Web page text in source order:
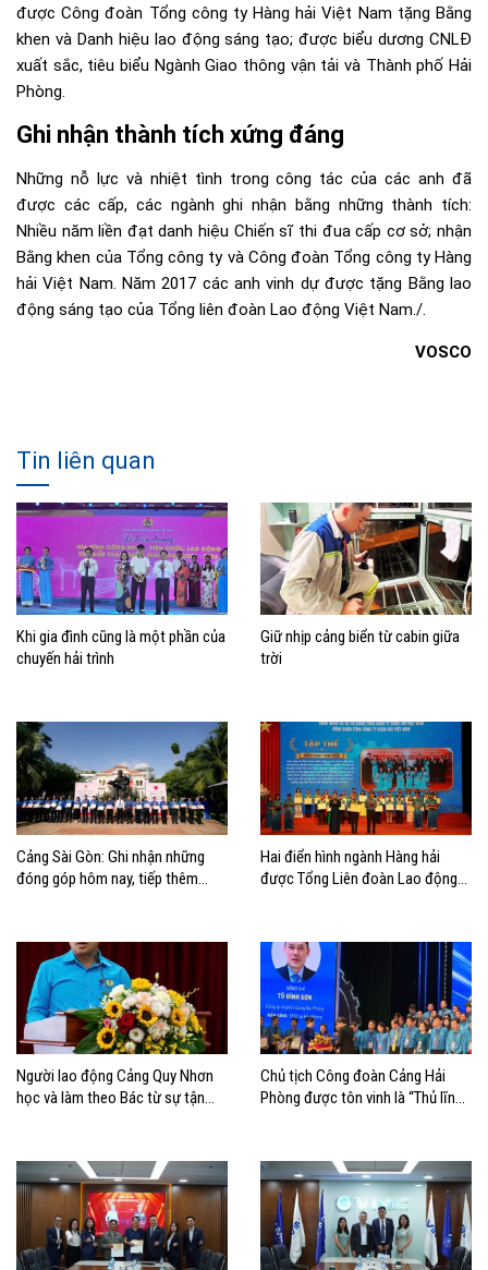
được Công đoàn Tổng công ty Hàng hải Việt Nam tặng Bằng
khen và Danh hiệu lao động sáng tạo; được biểu dương CNLĐ
xuất sắc, tiêu biểu Ngành Giao thông vận tải và Thành phố Hải
Phòng.
Ghi nhận thành tích xứng đáng
Những nỗ lực và nhiệt tình trong công tác của các anh đã
được các cấp, các ngành ghi nhận bằng những thành tích:
Nhiều năm liền đạt danh hiệu Chiến sĩ thi đua cấp cơ sở; nhận
Bằng khen của Tổng công ty và Công đoàn Tổng công ty Hàng
hải Việt Nam. Năm 2017 các anh vinh dự được tặng Bằng lao
động sáng tạo của Tổng liên đoàn Lao động Việt Nam./.
VOSCO
Tin liên quan
Khi gia đình cũng là một phần của
chuyến hải trình
Giữ nhịp cảng biển từ cabin giữa
trời
Cảng Sài Gòn: Ghi nhận những
đóng góp hôm nay, tiếp thêm
Hai điển hình ngành Hàng hải
được Tổng Liên đoàn Lao động
Người lao động Cảng Quy Nhơn
học và làm theo Bác từ sự tận
Chủ tịch Công đoàn Cảng Hải
Phòng được tôn vinh là “Thủ lĩnh